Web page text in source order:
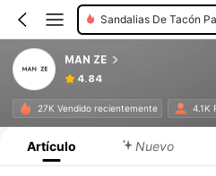
Sandalias De Tacón
MAN ZE
4.84
27K Vendido recientemente 4.1K
Artículo Nuevo